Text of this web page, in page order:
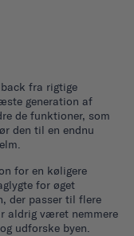
fra rigtige
generation af
de funktioner, som
den til en endnu
for en køligere
for øget
der passer til flere
aldrig været nemmere
udforske byen.